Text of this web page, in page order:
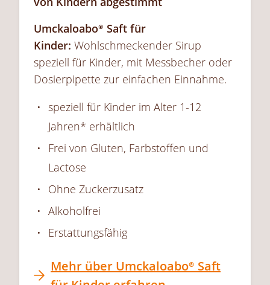
Umckaloabo® Saft für
Kinder: Wohlschmeckender Sirup
speziell für Kinder, mit Messbecher oder
Dosierpipette zur einfachen Einnahme.
speziell für Kinder im Alter 1-12
Jahren* erhältlich
Frei von Gluten, Farbstoffen und
Lactose
Ohne Zuckerzusatz
Alkoholfrei
Erstattungsfähig
Mehr über Umckaloabo® Saft